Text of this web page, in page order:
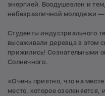
энергией. Воодушевлен и
небезразличной молодежи —
Студенты индустриального
высаживали деревца в этом
прижились! Сознательными
Солнечного.
«Очень приятно, что на
место, которое